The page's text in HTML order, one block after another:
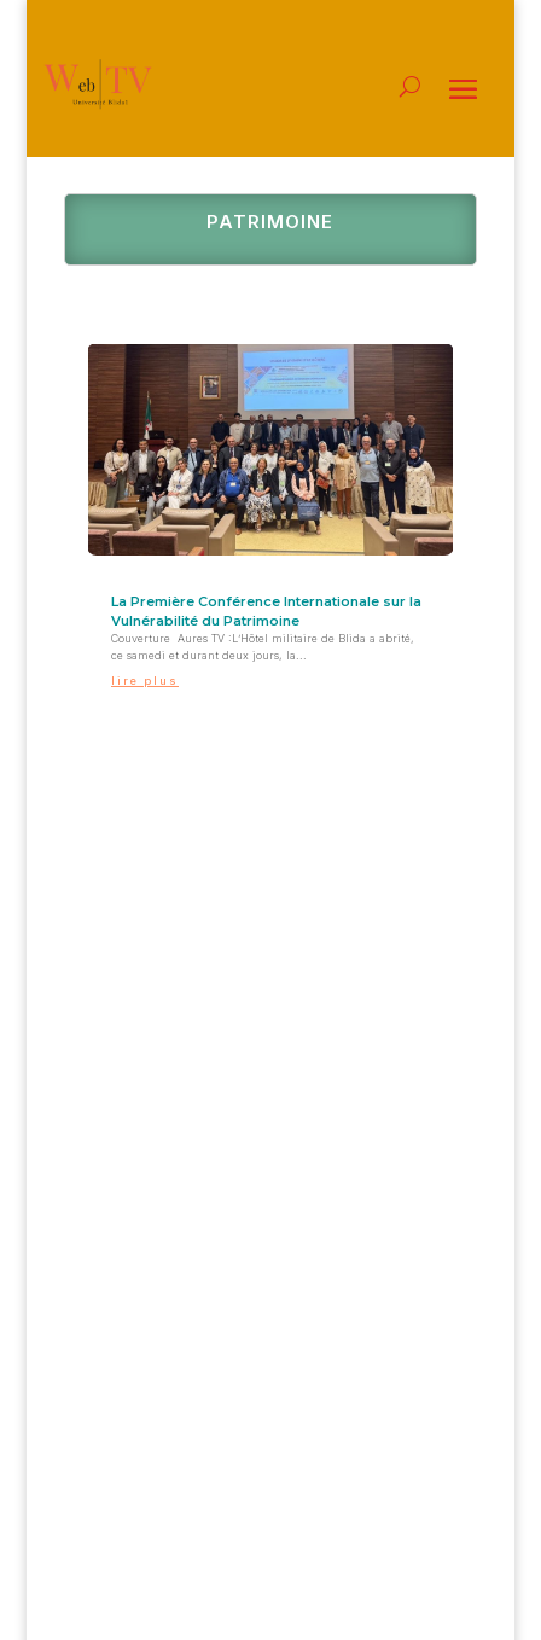
PATRIMOINE
La Première Conférence Internationale sur la
Vulnérabilité du Patrimoine
Couverture Aures TV :L’Hôtel militaire de Blida a abrité,
ce samedi et durant deux jours, la...
lire plus